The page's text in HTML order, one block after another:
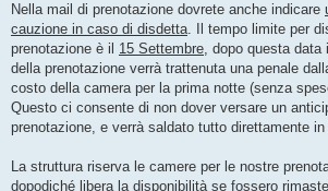
Nella mail di prenotazione dovrete anche indicare
cauzione in caso di disdetta. Il tempo limite per
prenotazione è il 15 Settembre, dopo questa data
della prenotazione verrà trattenuta una penale
costo della camera per la prima notte (senza
Questo ci consente di non dover versare un
prenotazione, e verrà saldato tutto direttamente in
La struttura riserva le camere per le nostre
dopodiché libera la disponibilità se fossero